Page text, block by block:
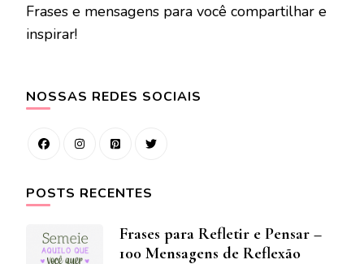
Frases e mensagens para você compartilhar e
inspirar!
NOSSAS REDES SOCIAIS
POSTS RECENTES
Frases para Refletir e Pensar –
100 Mensagens de Reflexão